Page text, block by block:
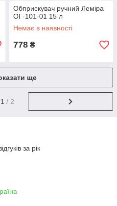
Обприскувач ручний Леміра
ОГ-101-01 15 л
Немає в наявності
778 ₴
ще
1 / 2
за рік